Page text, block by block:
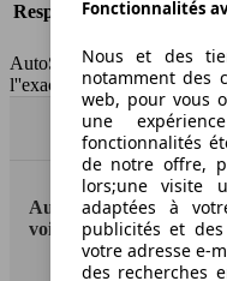
Responsabilité civile -
AutoScout24 France SAS
l''exactitude des indications
AutoScout24: la plus
voitures en Europe
Fonctionnalités
Nous et des
notamment des
web, pour vous
une
fonctionnalités
de notre offre,
lors;une visite
adaptées à
publicités et des
votre adresse e-
des recherches